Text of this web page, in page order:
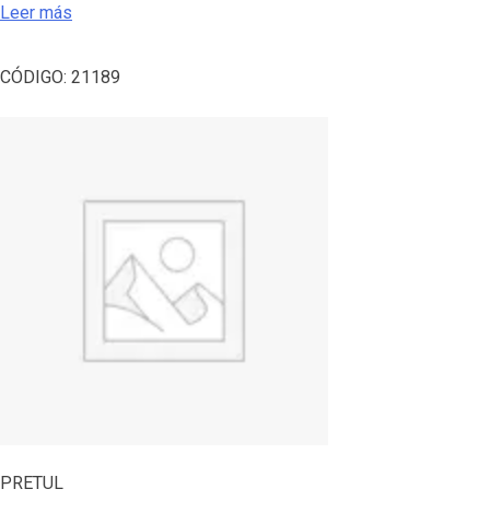
Leer más
CÓDIGO: 21189
PRETUL